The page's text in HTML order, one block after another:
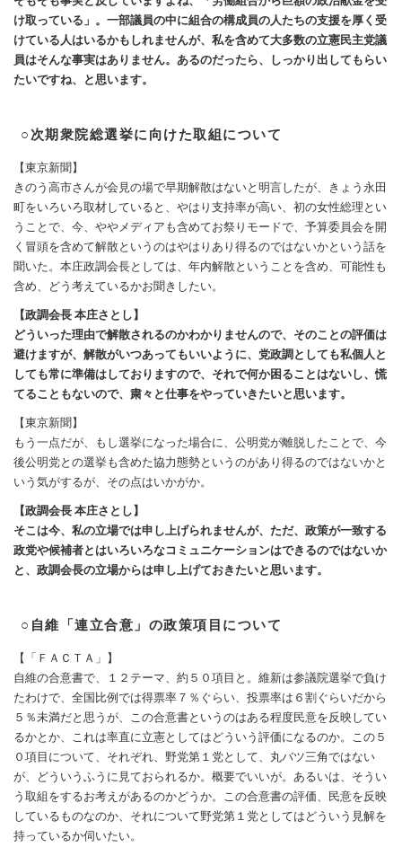
け取っている」。一部議員の中に組合の構成員の人たちの支援を厚く受
けている人はいるかもしれませんが、私を含めて大多数の立憲民主党議
員はそんな事実はありません。あるのだったら、しっかり出してもらい
たいですね、と思います。
○次期衆院総選挙に向けた取組について
【東京新聞】
きのう高市さんが会見の場で早期解散はないと明言したが、きょう永田
町をいろいろ取材していると、やはり支持率が高い、初の女性総理とい
うことで、今、ややメディアも含めてお祭りモードで、予算委員会を開
く冒頭を含めて解散というのはやはりあり得るのではないかという話を
聞いた。本庄政調会長としては、年内解散ということを含め、可能性も
含め、どう考えているかお聞きしたい。
【政調会長 本庄さとし】
どういった理由で解散されるのかわかりませんので、そのことの評価は
避けますが、解散がいつあってもいいように、党政調としても私個人と
しても常に準備はしておりますので、それで何か困ることはないし、慌
てることもないので、粛々と仕事をやっていきたいと思います。
【東京新聞】
もう一点だが、もし選挙になった場合に、公明党が離脱したことで、今
後公明党との選挙も含めた協力態勢というのがあり得るのではないかと
いう気がするが、その点はいかがか。
【政調会長 本庄さとし】
そこは今、私の立場では申し上げられませんが、ただ、政策が一致する
政党や候補者とはいろいろなコミュニケーションはできるのではないか
と、政調会長の立場からは申し上げておきたいと思います。
○自維「連立合意」の政策項目について
【「ＦＡＣＴＡ」】
自維の合意書で、１２テーマ、約５０項目と。維新は参議院選挙で負け
たわけで、全国比例では得票率７％ぐらい、投票率は６割ぐらいだから
５％未満だと思うが、この合意書というのはある程度民意を反映してい
るかとか、これは率直に立憲としてはどういう評価になるのか。この５
０項目について、それぞれ、野党第１党として、丸バツ三角ではない
が、どういうふうに見ておられるか。概要でいいが。あるいは、そうい
う取組をするお考えがあるのかどうか。この合意書の評価、民意を反映
しているものなのか、それについて野党第１党としてはどういう見解を
持っているか伺いたい。